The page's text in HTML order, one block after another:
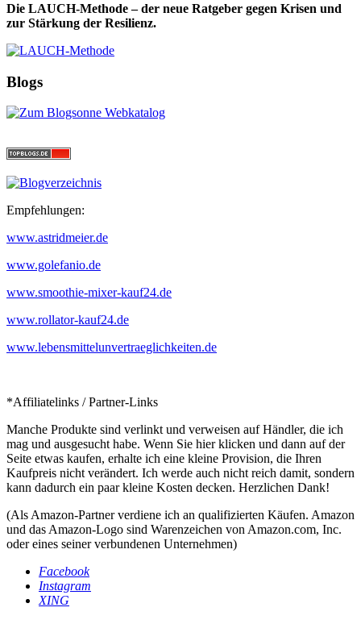
Die LAUCH-Methode – der neue Ratgeber gegen Krisen und
zur Stärkung der Resilienz.
Blogs
Empfehlungen:
www.astridmeier.de
www.golefanio.de
www.smoothie-mixer-kauf24.de
www.rollator-kauf24.de
www.lebensmittelunvertraeglichkeiten.de
*Affiliatelinks / Partner-Links
Manche Produkte sind verlinkt und verweisen auf Händler, die ich
mag und ausgesucht habe. Wenn Sie hier klicken und dann auf der
Seite etwas kaufen, erhalte ich eine kleine Provision, die Ihren
Kaufpreis nicht verändert. Ich werde auch nicht reich damit, sondern
kann dadurch ein paar kleine Kosten decken. Herzlichen Dank!
(Als Amazon-Partner verdiene ich an qualifizierten Käufen. Amazon
und das Amazon-Logo sind Warenzeichen von Amazon.com, Inc.
oder eines seiner verbundenen Unternehmen)
Facebook
Instagram
XING